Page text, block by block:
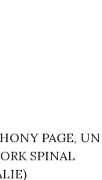
PAGE, UN
SPINAL